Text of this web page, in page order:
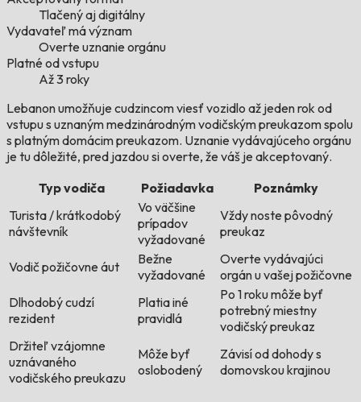
Tlačený aj digitálny
Vydavateľ má význam
Overte uznanie orgánu
Platné od vstupu
Až 3 roky
Lebanon umožňuje cudzincom viesť vozidlo až jeden rok od
vstupu s uznaným medzinárodným vodičským preukazom spolu
s platným domácim preukazom. Uznanie vydávajúceho orgánu
je tu dôležité, pred jazdou si overte, že váš je akceptovaný.
Typ vodiča
Požiadavka
Poznámky
Turista / krátkodobý
návštevník
Vo väčšine
prípadov
vyžadované
Vždy noste pôvodný
preukaz
Vodič požičovne áut
Bežne
vyžadované
Overte vydávajúci
orgán u vašej požičovne
Dlhodobý cudzí
rezident
Platia iné
pravidlá
Po 1 roku môže byť
potrebný miestny
vodičský preukaz
Držiteľ vzájomne
uznávaného
vodičského preukazu
Môže byť
oslobodený
Závisí od dohody s
domovskou krajinou